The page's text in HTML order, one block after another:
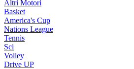
Altri Motori
Basket
America's Cup
Nations League
Tennis
Sci
Volley
Drive UP